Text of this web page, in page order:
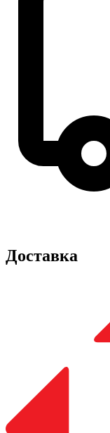
Доставка